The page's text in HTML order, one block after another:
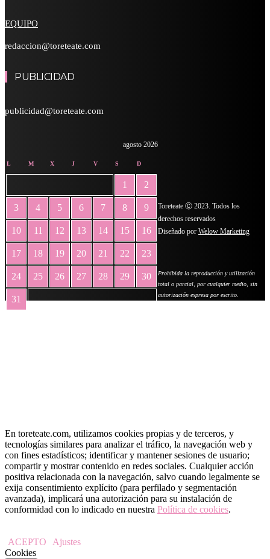
EQUIPO
redaccion@toreteate.com
PUBLICIDAD
publicidad@toreteate.com
agosto 2026
L M X J V S D
1 2
3 4 5 6 7 8 9
10 11 12 13 14 15 16
17 18 19 20 21 22 23
24 25 26 27 28 29 30
31
Toreteate Ⓒ 2023. Todos los
derechos reservados
Diseñado por Welow Marketing
Prohibida la reproducción y utilización
total o parcial, por cualquier medio, sin
autorización expresa por escrito.
En toreteate.com, utilizamos cookies propias y de terceros, y
tecnologías similares para analizar el tráfico, la navegación web y
con fines estadísticos; identificar y mantener sesiones de usuario;
compartir y mostrar contenido en redes sociales. Cualquier acción
positiva relacionada con la navegación, salvo cuando legalmente se
exija consentimiento explícito (para perfilado y segmentación
avanzada), implicará una autorización para su instalación de
conformidad con lo indicado en nuestra Política de cookies.
ACEPTO
Ajustes
Cookies